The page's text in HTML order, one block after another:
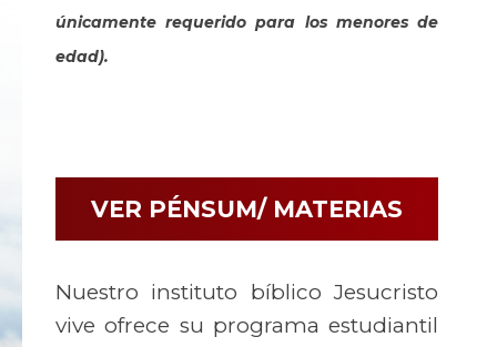
únicamente requerido para los menores de
edad).
VER PÉNSUM/ MATERIAS
Nuestro instituto bíblico Jesucristo
vive ofrece su programa estudiantil